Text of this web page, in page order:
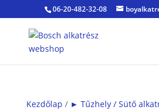
06-20-482-32-08
Kezdőlap / ► Tűzhely / Sütő